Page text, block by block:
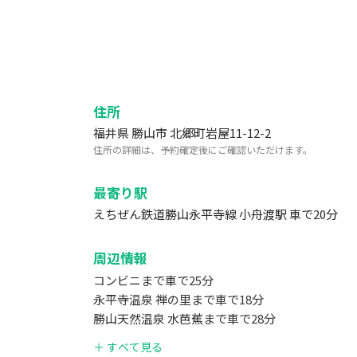
住所
福井県 勝山市 北郷町岩屋11-12-2
住所の詳細は、予約確定後にご確認いただけます。
最寄り駅
えちぜん鉄道勝山永平寺線 小舟渡駅 車で20分
周辺情報
コンビニまで車で25分
永平寺温泉 禅の里まで車で18分
勝山天然温泉 水芭蕉まで車で28分
＋ すべて見る